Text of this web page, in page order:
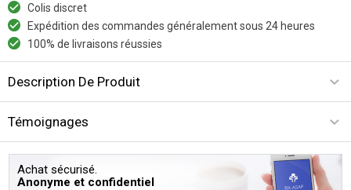
Colis discret
Expédition des commandes généralement sous 24 heures
100% de livraisons réussies
Description De Produit
Témoignages
Achat sécurisé.
Anonyme et confidentiel